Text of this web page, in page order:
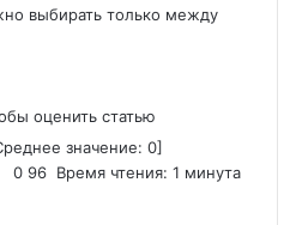
выбирать только между
оценить статью
значение: 0]
0 96 Время чтения: 1 минута